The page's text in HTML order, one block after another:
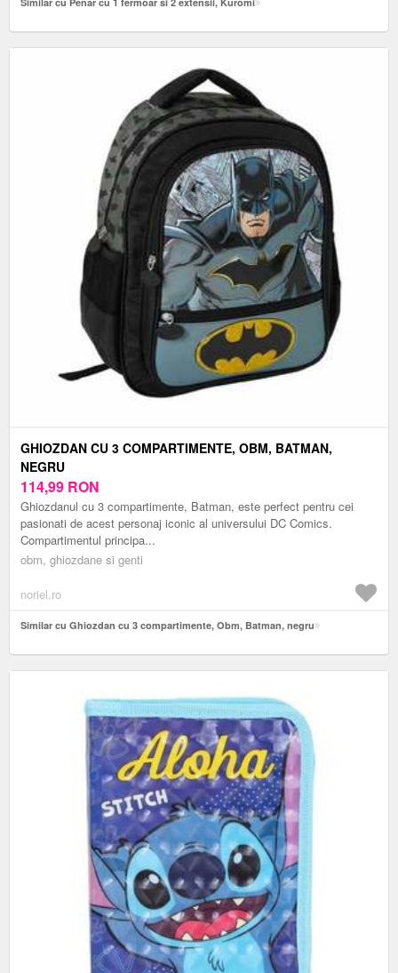
GHIOZDAN CU 3 COMPARTIMENTE, OBM, BATMAN,
NEGRU
114,99 RON
Ghiozdanul cu 3 compartimente, Batman, este perfect pentru cei
pasionati de acest personaj iconic al universului DC Comics.
Compartimentul principa...
obm, ghiozdane si genti
noriel.ro
Similar cu Ghiozdan cu 3 compartimente, Obm, Batman, negru